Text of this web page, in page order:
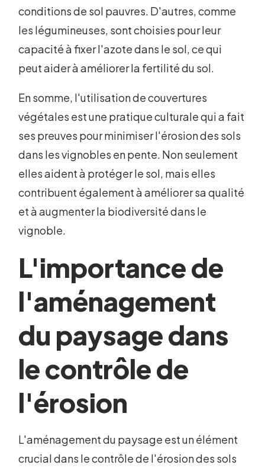
conditions de sol pauvres. D'autres, comme
les légumineuses, sont choisies pour leur
capacité à fixer l'azote dans le sol, ce qui
peut aider à améliorer la fertilité du sol.
En somme, l'utilisation de couvertures
végétales est une pratique culturale qui a fait
ses preuves pour minimiser l'érosion des sols
dans les vignobles en pente. Non seulement
elles aident à protéger le sol, mais elles
contribuent également à améliorer sa qualité
et à augmenter la biodiversité dans le
vignoble.
L'importance de
l'aménagement
du paysage dans
le contrôle de
l'érosion
L'aménagement du paysage est un élément
crucial dans le contrôle de l'érosion des sols